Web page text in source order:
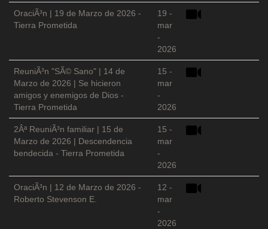
OraciÃ³n | 19 de Marzo de 2026 -
Tierra Prometida
19 -
mar
-
2026
ReuniÃ³n "SÃ© Sano" | 14 de
Marzo de 2026 | Se hicieron
amigos y enemigos de Dios -
Tierra Prometida
15 -
mar
-
2026
2Âª ReuniÃ³n familiar | 15 de
Marzo de 2026 | Descendencia
bendecida - Tierra Prometida
15 -
mar
-
2026
OraciÃ³n | 12 de Marzo de 2026 -
Roberto Stevenson E.
12 -
mar
-
2026